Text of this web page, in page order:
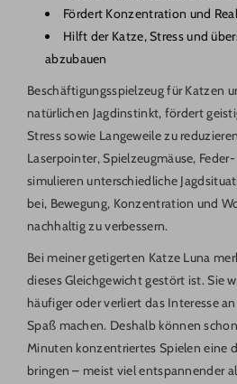
Fördert Konzentration und
Hilft der Katze, Stress und
abzubauen
Beschäftigungsspielzeug für Katzen
natürlichen Jagdinstinkt, fördert
Stress sowie Langeweile zu
Laserpointer, Spielzeugmäuse,
simulieren unterschiedliche
bei, Bewegung, Konzentration und
nachhaltig zu verbessern.
Bei meiner getigerten Katze Luna
dieses Gleichgewicht gestört ist. Sie
häufiger oder verliert das Interesse
Spaß machen. Deshalb können
Minuten konzentriertes Spielen eine
bringen – meist viel entspannender